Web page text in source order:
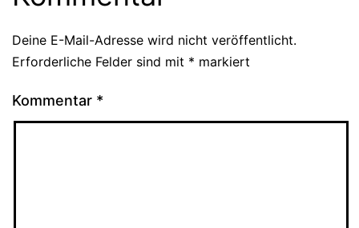
Deine E-Mail-Adresse wird nicht veröffentlicht.
Erforderliche Felder sind mit * markiert
Kommentar *